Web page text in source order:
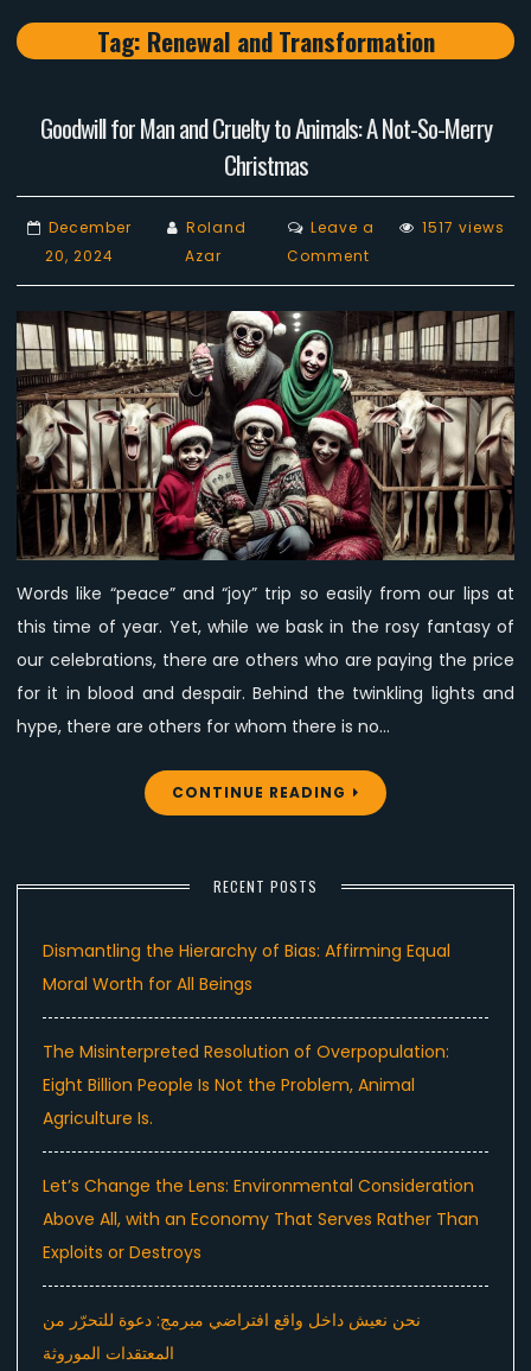
Tag: Renewal and Transformation
Goodwill for Man and Cruelty to Animals: A Not-So-Merry
Christmas
December
20, 2024
Roland
Azar
Leave a
Commenton
Goodwill
for
Man
and
Cruelty
to
Animals:
A
Not-
So-
Christmas
1517 views
Words like “peace” and “joy” trip so easily from our lips at
this time of year. Yet, while we bask in the rosy fantasy of
our celebrations, there are others who are paying the price
for it in blood and despair. Behind the twinkling lights and
hype, there are others for whom there is no…
CONTINUE READING
RECENT POSTS
Dismantling the Hierarchy of Bias: Affirming Equal
Moral Worth for All Beings
The Misinterpreted Resolution of Overpopulation:
Eight Billion People Is Not the Problem, Animal
Agriculture Is.
Let’s Change the Lens: Environmental Consideration
Above All, with an Economy That Serves Rather Than
Exploits or Destroys
نحن نعيش داخل واقع افتراضي مبرمج: دعوة للتحرّر من
المعتقدات الموروثة